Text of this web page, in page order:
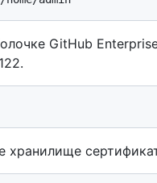
GitHub
хранилище